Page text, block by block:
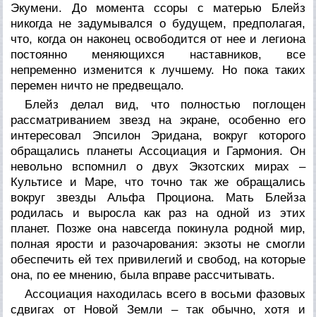
Экумени. До момента ссоры с матерью Блейз
никогда не задумывался о будущем, предполагая,
что, когда он наконец освободится от нее и легиона
постоянно меняющихся наставников, все
непременно изменится к лучшему. Но пока таких
перемен ничто не предвещало.
Блейз делал вид, что полностью поглощен
рассматриванием звезд на экране, особенно его
интересовал Эпсилон Эридана, вокруг которого
обращались планеты Ассоциация и Гармония. Он
невольно вспомнил о двух Экзотских мирах –
Культисе и Маре, что точно так же обращались
вокруг звезды Альфа Проциона. Мать Блейза
родилась и выросла как раз на одной из этих
планет. Позже она навсегда покинула родной мир,
полная ярости и разочарования: экзоты не смогли
обеспечить ей тех привилегий и свобод, на которые
она, по ее мнению, была вправе рассчитывать.
Ассоциация находилась всего в восьми фазовых
сдвигах от Новой Земли – так обычно, хотя и